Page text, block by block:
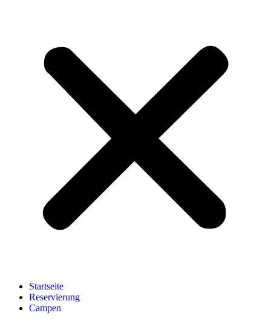
Startseite
Reservierung
Campen